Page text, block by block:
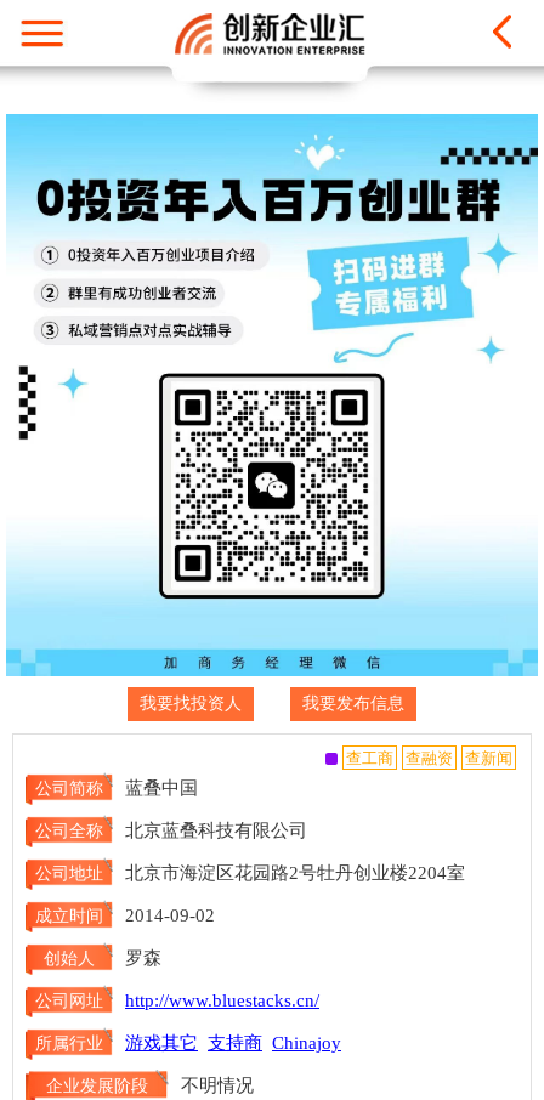
我要找投资人 我要发布信息
公司简称 蓝叠中国
公司全称 北京蓝叠科技有限公司
公司地址 北京市海淀区花园路2号牡丹创业楼2204室
成立时间 2014-09-02
创始人 罗森
公司网址 http://www.bluestacks.cn/
所属行业 游戏其它 支持商 Chinajoy
企业发展阶段 不明情况